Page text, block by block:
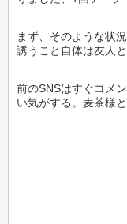
まず、そのような状
誘うこと自体は友人
前のSNSはすぐコメ
い気がする。麦茶様